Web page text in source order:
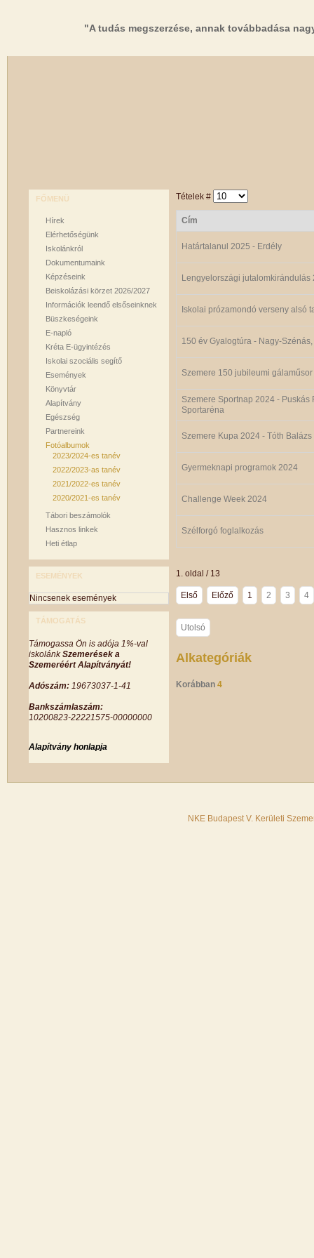
"A tudás megszerzése, annak továbbadása
FŐMENÜ
Hírek
Elérhetőségünk
Iskolánkról
Dokumentumaink
Képzéseink
Beiskolázási körzet 2026/2027
Információk leendő elsőseinknek
Büszkeségeink
E-napló
Kréta E-ügyintézés
Iskolai szociális segítő
Események
Könyvtár
Alapítvány
Egészség
Partnereink
Fotóalbumok
2023/2024-es tanév
2022/2023-as tanév
2021/2022-es tanév
2020/2021-es tanév
Tábori beszámolók
Hasznos linkek
Heti étlap
ESEMÉNYEK
Nincsenek események
TÁMOGATÁS
Támogassa Ön is adója 1%-val
iskolánkSzemerések a
Szemeréért Alapítványát!
Adószám: 19673037-1-41
Bankszámlaszám:
10200823-22221575-00000000
Alapítvány honlapja
Tételek #
Cím
Határtalanul 2025 - Erdély
Lengyelországi jutalomkirándulás
Iskolai prózamondó verseny alsó
150 év Gyalogtúra - Nagy-
Szemere 150 jubileumi gálaműsor
Szemere Sportnap 2024 - Puskás
Sportaréna
Szemere Kupa 2024 - Tóth Balázs
Gyermeknapi programok 2024
Challenge Week 2024
Szélforgó foglalkozás
1. oldal / 13
Első Előző 1 2 3 4
Utolsó
Alkategóriák
Korábban 4
NKE Budapest V. Kerületi